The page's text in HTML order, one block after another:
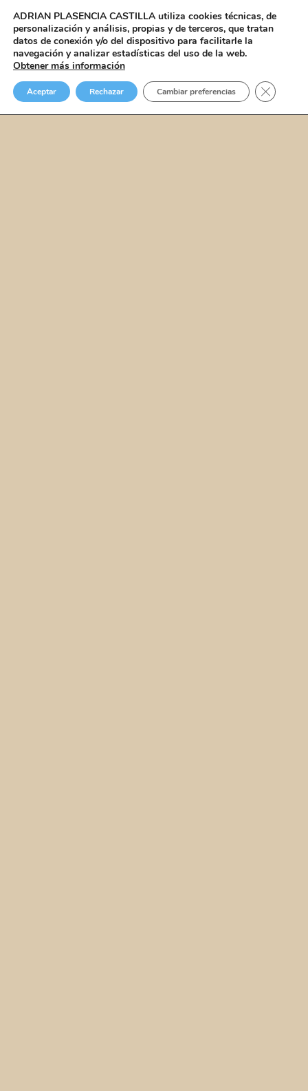
ADRIAN PLASENCIA CASTILLA utiliza cookies técnicas, de
personalización y análisis, propias y de terceros, que tratan
datos de conexión y/o del dispositivo para facilitarle la
navegación y analizar estadísticas del uso de la web.
Obtener más información
Aceptar Rechazar Cambiar preferencias Cerrar el